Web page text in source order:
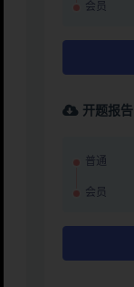
会员
开题报告
普通
会员